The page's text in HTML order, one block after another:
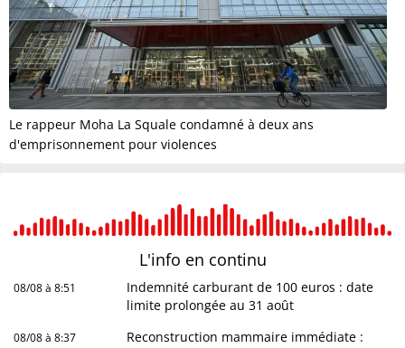
Le rappeur Moha La Squale condamné à deux ans
d'emprisonnement pour violences
L'info en continu
08/08 à 8:51
Indemnité carburant de 100 euros : date
limite prolongée au 31 août
08/08 à 8:37
Reconstruction mammaire immédiate :